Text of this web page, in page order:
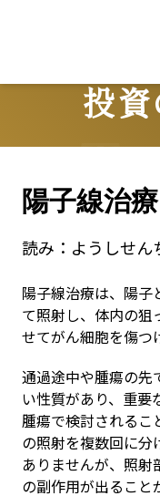
投
陽子線治療
読み： ようしせん
陽子線治療は、陽子
て照射し、体内の狙
せてがん細胞を傷つ
通過途中や腫瘍の先
い性質があり、重要
腫瘍で検討されるこ
の照射を複数回に
ありませんが、照
の副作用が出ること